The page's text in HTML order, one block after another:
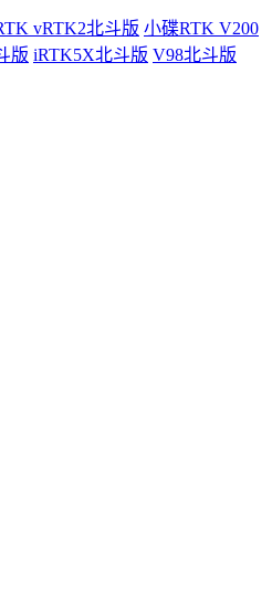
vRTK2北斗版 小碟RTK V200
版 iRTK5X北斗版 V98北斗版